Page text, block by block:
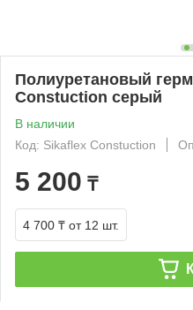
Полиуретановый
Constuction серый
В наличии
Код: Sikaflex Constuction
5 200 ₸
4 700 ₸ от 12 шт.